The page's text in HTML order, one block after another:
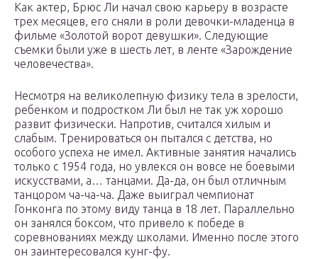
Как актер, Брюс Ли начал свою карьеру в возрасте
трех месяцев, его сняли в роли девочки-младенца в
фильме «Золотой ворот девушки». Следующие
съемки были уже в шесть лет, в ленте «Зарождение
человечества».
Несмотря на великолепную физику тела в зрелости,
ребенком и подростком Ли был не так уж хорошо
развит физически. Напротив, считался хилым и
слабым. Тренироваться он пытался с детства, но
особого успеха не имел. Активные занятия начались
только с 1954 года, но увлекся он вовсе не боевыми
искусствами, а… танцами. Да-да, он был отличным
танцором ча-ча-ча. Даже выиграл чемпионат
Гонконга по этому виду танца в 18 лет. Параллельно
он занялся боксом, что привело к победе в
соревнованиях между школами. Именно после этого
он заинтересовался кунг-фу.